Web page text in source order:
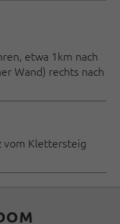
etwa 1km nach
Wand) rechts nach
vom Klettersteig